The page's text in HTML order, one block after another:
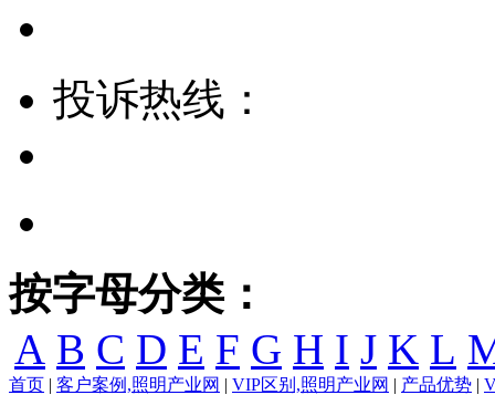
投诉热线：
按字母分类：
A B C D E F G H I J K L
首页 | 客户案例,照明产业网 | VIP区别,照明产业网 | 产品优势 |